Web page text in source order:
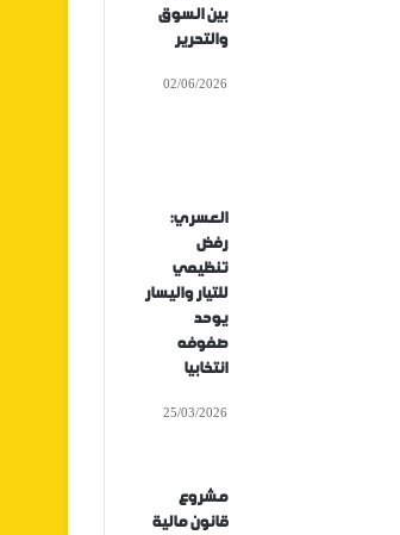
بين السوق
والتحرير
02/06/2026
العسري:
رفض
تنظيمي
للتيار واليسار
يوحد
صفوفه
انتخابيا
25/03/2026
مشروع
قانون مالية